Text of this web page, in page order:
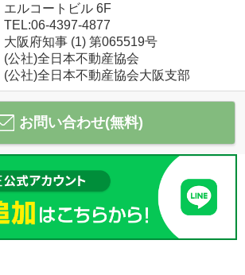
エルコートビル 6F
TEL:06-4397-4877
大阪府知事 (1) 第065519号
(公社)全日本不動産協会
(公社)全日本不動産協会大阪支部
お問い合わせ(無料)